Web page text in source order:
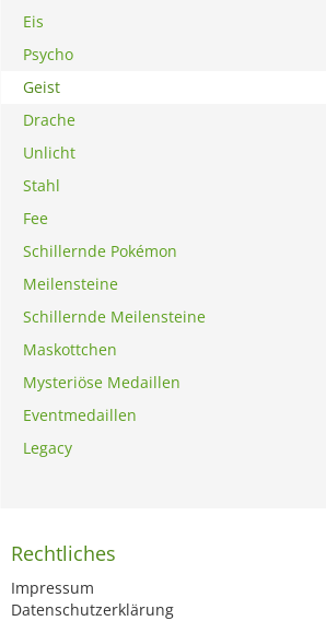
Eis
Psycho
Geist
Drache
Unlicht
Stahl
Fee
Schillernde Pokémon
Meilensteine
Schillernde Meilensteine
Maskottchen
Mysteriöse Medaillen
Eventmedaillen
Legacy
Rechtliches
Impressum
Datenschutzerklärung